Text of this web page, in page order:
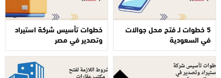
5 خطوات لـ فتح محل جوالات
في السعودية
خطوات تأسيس شركة استيراد
وتصدير في مصر